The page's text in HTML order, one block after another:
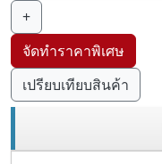
+
จัดทำราคาพิเศษ
เปรียบเทียบสินค้า